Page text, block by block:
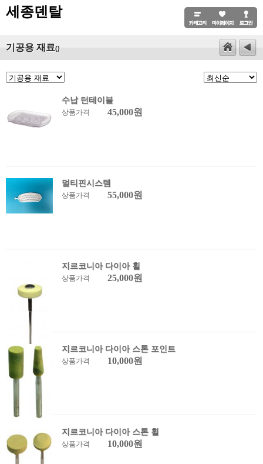
세종덴탈
기공용 재료()
수납 턴테이블
상품가격 45,000원
멀티핀시스템
상품가격 55,000원
지르코니아 다이아 휠
상품가격 25,000원
지르코니아 다이아 스톤 포인트
상품가격 10,000원
지르코니아 다이아 스톤 휠
상품가격 10,000원